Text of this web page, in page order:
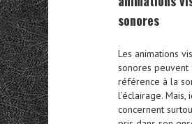
sonores
Les animations
sonores peuvent
référence à la
l’éclairage. Mais,
concernent